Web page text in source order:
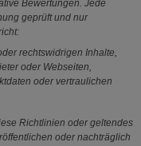
Bewertungen. Jede
geprüft und nur
rechtswidrigen Inhalte,
oder Webseiten,
oder vertraulichen
Richtlinien oder geltendes
oder nachträglich